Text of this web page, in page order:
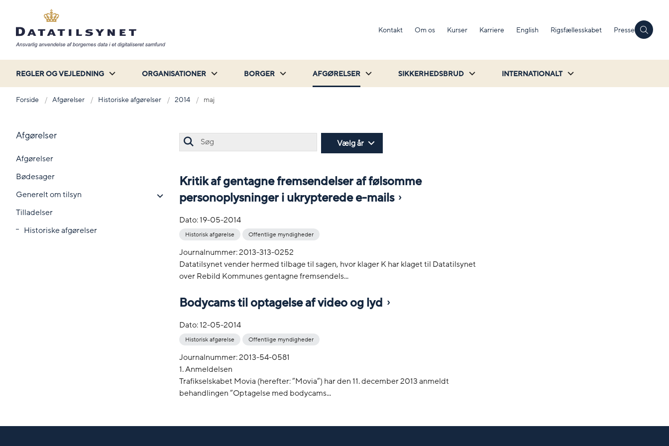
Kontakt Om os Kurser Karriere English Rigsfællesskabet Presse
REGLER OG VEJLEDNING ORGANISATIONER BORGER AFGØRELSER SIKKERHEDSBRUD INTERNATIONALT
Forside Afgørelser Historiske afgørelser 2014 maj
Afgørelser
Afgørelser
Bødesager
Generelt om tilsyn
Tilladelser
Historiske afgørelser
Vælg år
Kritik af gentagne fremsendelser af følsomme
personoplysninger i ukrypterede e-mails
Dato:19-05-2014
Historisk afgørelse Offentlige myndigheder
Journalnummer: 2013-313-0252
Datatilsynet vender hermed tilbage til sagen, hvor klager K har klaget til Datatilsynet
over Rebild Kommunes gentagne fremsendels...
Bodycams til optagelse af video og lyd
Dato:12-05-2014
Historisk afgørelse Offentlige myndigheder
Journalnummer: 2013-54-0581
1. Anmeldelsen
Trafikselskabet Movia (herefter: ”Movia”) har den 11. december 2013 anmeldt
behandlingen ”Optagelse med bodycams...